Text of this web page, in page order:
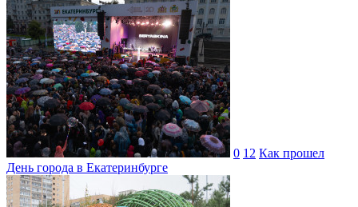
0 12 Как прошел
День города в Екатеринбурге